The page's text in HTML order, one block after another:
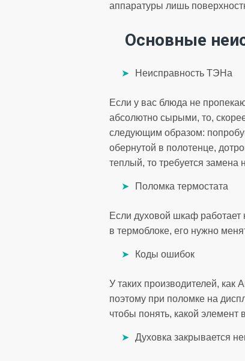
аппаратуры лишь
Основные
Неисправность ТЭНа
Если у вас блюда не
абсолютно сырыми, то,
следующим образом:
обернутой в полотенце,
теплый, то требуется замена
Поломка термостата
Если духовой шкаф работает
в термоблоке, его нужно
Коды ошибок
У таких производителей, как
поэтому при поломке на
чтобы понять, какой
Духовка закрывается